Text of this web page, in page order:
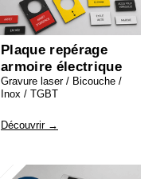
Plaque repérage
armoire électrique
Gravure laser / Bicouche /
Inox / TGBT
Découvrir →